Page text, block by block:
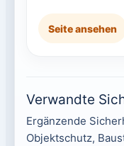
Seite ansehen
Verwandte
Ergänzende
Objektschutz,